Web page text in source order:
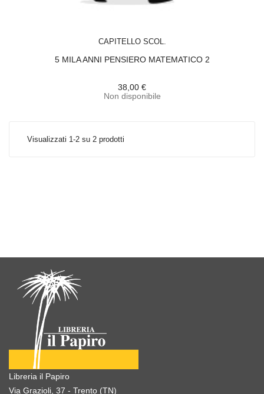
CAPITELLO SCOL.
5 MILA ANNI PENSIERO MATEMATICO 2
38,00 €
Non disponibile
Visualizzati 1-2 su 2 prodotti
Libreria il Papiro
Via Grazioli, 37 - Trento (TN)